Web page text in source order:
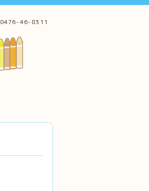
0476-46-8311